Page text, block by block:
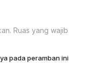
Ruas yang wajib
pada peramban ini